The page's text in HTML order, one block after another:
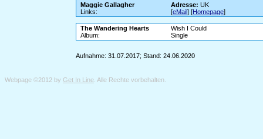
Maggie Gallagher Adresse: UK
Links:
[eMail] [Homepage]
The Wandering Hearts
Wish I Could
Album:
Single
Aufnahme: 31.07.2017; Stand: 24.06.2020
Webpage ©2012 by Get In Line . Alle Rechte vorbehalten.